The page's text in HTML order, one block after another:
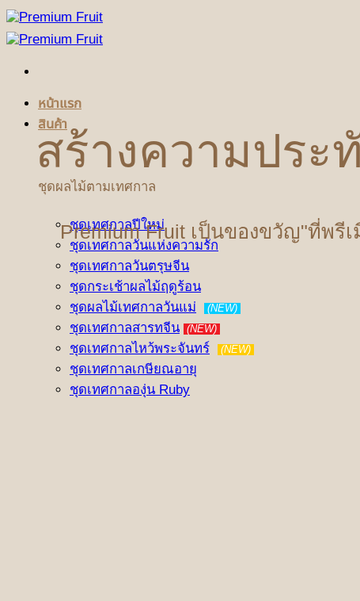
ข้าม
ไป
เนื้อหา
หน้าแรก
สินค้า
ชุดผลไม้ตามเทศกาล
ชุดเทศกาลปีใหม่
ชุดเทศกาลวันแห่งความรัก
ชุดเทศกาลวันตรุษจีน
ชุดกระเช้าผลไม้ฤดูร้อน
ชุดผลไม้เทศกาลวันแม่
(NEW)
ชุดเทศกาลสารทจีน (NEW)
ชุดเทศกาลไหว้พระจันทร์ (NEW)
ชุดเทศกาลเกษียณอายุ
ชุดเทศกาลองุ่น Ruby
สร้างความประ
Premium Fruit เป็นของขวัญ"ที่พ